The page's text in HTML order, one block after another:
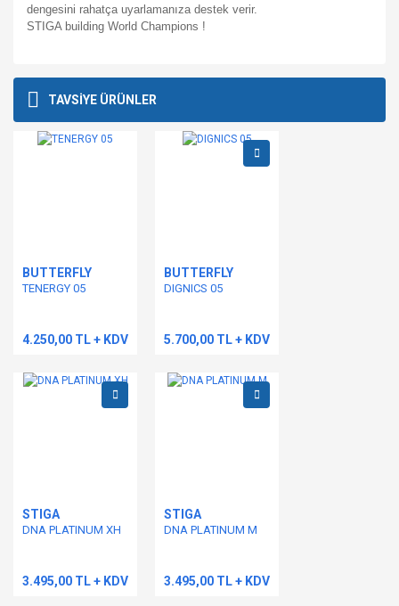
dengesini rahatça uyarlamanıza destek verir.
STIGA building World Champions !
Bu ürüne ilk yorumu siz yapın!
kullanarak tarafımıza iletebilirsiniz.
Görüş ve önerileriniz için teşekkür ederiz.
Ürün resmi kalitesiz, bozuk veya görüntülenemiyor.
Bu ürüne benzer farklı alternatifler olmalı.
Gönder
TAVSİYE ÜRÜNLER
BUTTERFLY
TENERGY 05
4.250,00 TL + KDV
BUTTERFLY
DIGNICS 05
5.700,00 TL + KDV
STIGA
DNA PLATINUM XH
3.495,00 TL + KDV
STIGA
DNA PLATINUM M
3.495,00 TL + KDV